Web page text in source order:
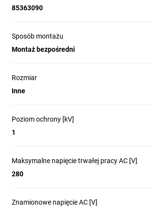
85363090
Sposób montażu
Montaż bezpośredni
Rozmiar
Inne
Poziom ochrony [kV]
1
Maksymalne napięcie trwałej pracy AC [V]
280
Znamionowe napięcie AC [V]